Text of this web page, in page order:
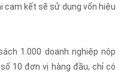
cam kết sẽ sử dụng vốn hiệu
1.000 doanh nghiệp nộp
10 đơn vị hàng đầu, chỉ có